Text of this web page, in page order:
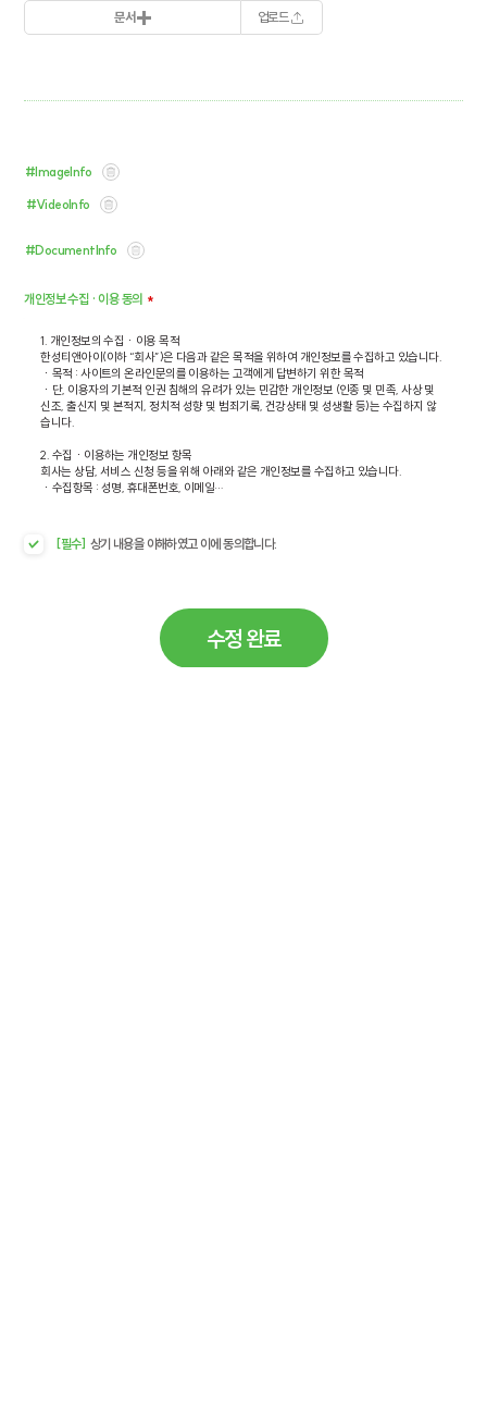
개인정보 수집 · 이용 동의 *
1. 개인정보의 수집ㆍ이용 목적
한성티앤아이(이하 “회사”)은 다음과 같은 목적을 위하여 개인정보를 수집하고 있습니다.
ㆍ목적 : 사이트의 온라인문의를 이용하는 고객에게 답변하기 위한 목적
ㆍ단, 이용자의 기본적 인권 침해의 유려가 있는 민감한 개인정보 (인종 및 민족, 사상 및
신조, 출신지 및 본적지, 정치적 성향 및 범죄기록, 건강상태 및 성생활 등)는 수집하지 않
습니다.
2. 수집ㆍ이용하는 개인정보 항목
회사는 상담, 서비스 신청 등을 위해 아래와 같은 개인정보를 수집하고 있습니다.
ㆍ수집항목 : 성명, 휴대폰번호, 이메일
3. 개인정보의 보유 및 이용기간
원칙적으로 개인정보의 수집 및 이용목적이 달성된 후에는 해당 정보를 지체 없이 파기합
회사는 아래와 같이 관계법령에서 정한 일정한 기간 동안 회원정보를 보관합니다.
ㆍ보존항목 : 수집 항목과 동일
ㆍ보존근거 : 온라인 상담 및 소비자의 불만 또는 분쟁처리에 관한 기록
ㆍ보존기간 : 수집일로부터 1년
[필수] 상기 내용을 이해하였고 이에 동의합니다.
문서 업로드
#ImageInfo
#VideoInfo
#DocumentInfo
수정 완료